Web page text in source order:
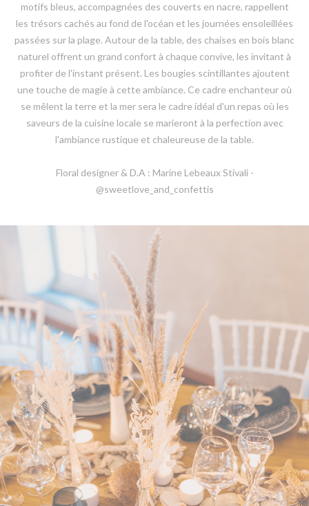
motifs bleus, accompagnées des couverts en nacre, rappellent
les trésors cachés au fond de l'océan et les journées ensoleillées
passées sur la plage. Autour de la table, des chaises en bois blanc
naturel offrent un grand confort à chaque convive, les invitant à
profiter de l'instant présent. Les bougies scintillantes ajoutent
une touche de magie à cette ambiance. Ce cadre enchanteur où
se mêlent la terre et la mer sera le cadre idéal d'un repas où les
saveurs de la cuisine locale se marieront à la perfection avec
l'ambiance rustique et chaleureuse de la table.
Floral designer & D.A : Marine Lebeaux Stivali -
@sweetlove_and_confettis